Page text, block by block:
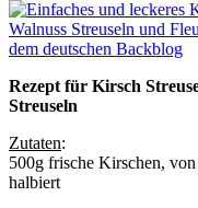
Rezept für Kirsch
Streuseln
Zutaten:
500g frische Kirschen,
halbiert